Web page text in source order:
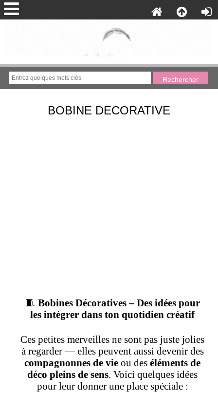
BOBINE DECORATIVE
🧵 Bobines Décoratives – Des idées pour
les intégrer dans ton quotidien créatif
Ces petites merveilles ne sont pas juste jolies
à regarder — elles peuvent aussi devenir des
compagnonnes de vie ou deséléments de
déco pleins de sens. Voici quelques idées
pour leur donner une place spéciale :